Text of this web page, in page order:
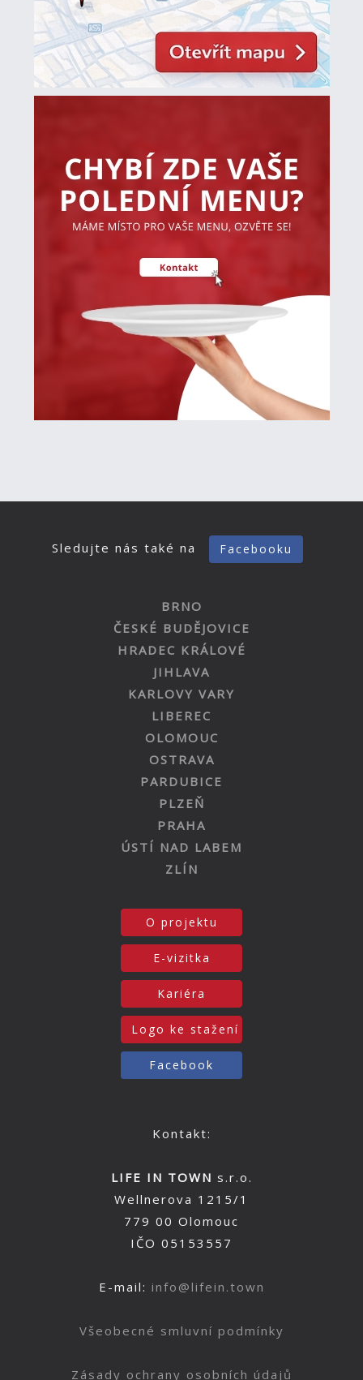
Sledujte nás také na Facebooku
BRNO
ČESKÉ BUDĚJOVICE
HRADEC KRÁLOVÉ
JIHLAVA
KARLOVY VARY
LIBEREC
OLOMOUC
OSTRAVA
PARDUBICE
PLZEŇ
PRAHA
ÚSTÍ NAD LABEM
ZLÍN
O projektu
E-vizitka
Kariéra
Logo ke stažení
Facebook
Kontakt:
LIFE IN TOWN s.r.o.
Wellnerova 1215/1
779 00 Olomouc
IČO 05153557
E-mail: info@lifein.town
Všeobecné smluvní podmínky
Zásady ochrany osobních údajů